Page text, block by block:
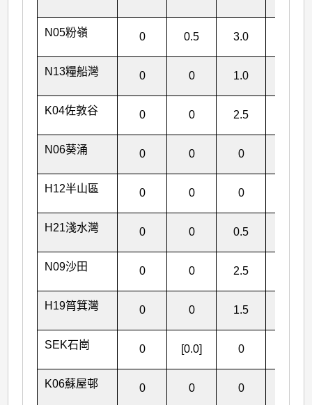
N05粉嶺 0 0.5 3.0
N13糧船灣 0 0 1.0
K04佐敦谷 0 0 2.5
N06葵涌 0 0 0
H12半山區 0 0 0
H21淺水灣 0 0 0.5
N09沙田 0 0 2.5
H19筲箕灣 0 0 1.5
SEK石崗 0 [0.0] 0
K06蘇屋邨 0 0 0